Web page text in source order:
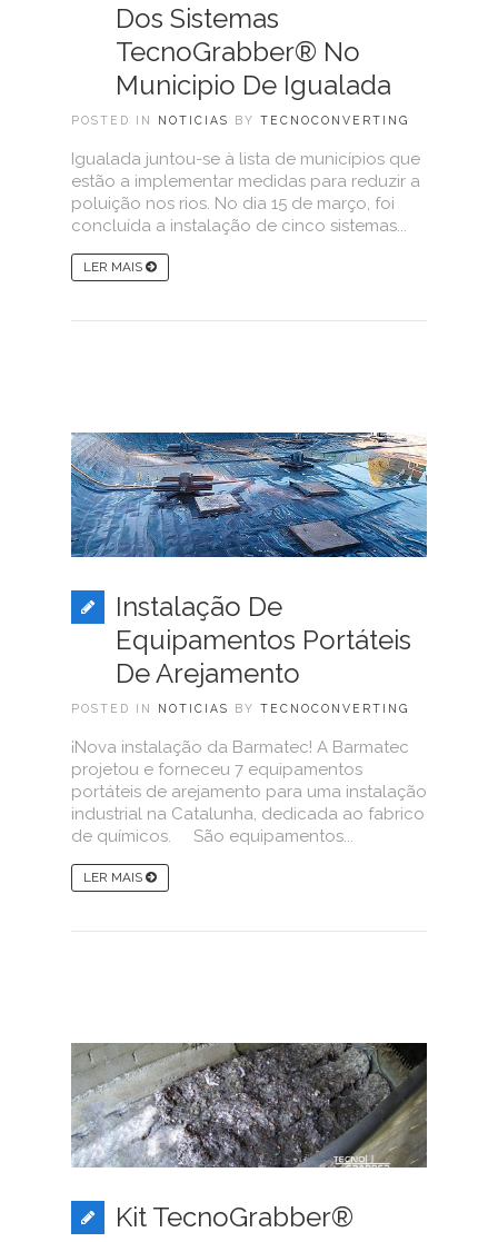
Dos Sistemas
TecnoGrabber® No
Municipio De Igualada
POSTED IN NOTICIAS BY TECNOCONVERTING
Igualada juntou-se à lista de municípios que
estão a implementar medidas para reduzir a
poluição nos rios. No dia 15 de março, foi
concluída a instalação de cinco sistemas...
LER MAIS
Instalação De
Equipamentos Portáteis
De Arejamento
POSTED IN NOTICIAS BY TECNOCONVERTING
¡Nova instalação da Barmatec! A Barmatec
projetou e forneceu 7 equipamentos
portáteis de arejamento para uma instalação
industrial na Catalunha, dedicada ao fabrico
de químicos. São equipamentos...
LER MAIS
Kit TecnoGrabber®